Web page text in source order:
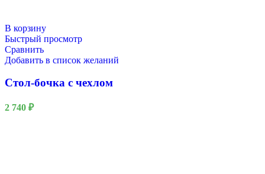
В корзину
Быстрый просмотр
Сравнить
Добавить в список желаний
Стол-бочка с чехлом
2 740 ₽